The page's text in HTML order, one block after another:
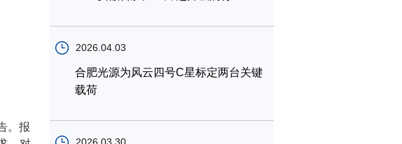
2026.04.03
合肥光源为风云四号C星标定两台关键
载荷
。报